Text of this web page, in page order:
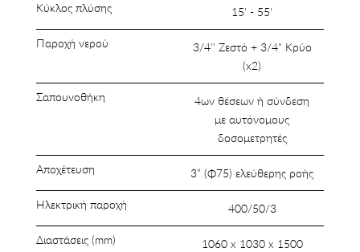
Κύκλος πλύσης
Παροχή νερού
Σαπουνοθήκη
Αποχέτευση
Ηλεκτρική παροχή
Διαστάσεις (mm)
15' - 55'
3/4'' Ζεστό + 3/4" Κρύο
(x2)
4ων θέσεων ή σύνδεση
με αυτόνομους
δοσομετρητές
3” (Φ75) ελεύθερης ροής
400/50/3
1060 x 1030 x 1500